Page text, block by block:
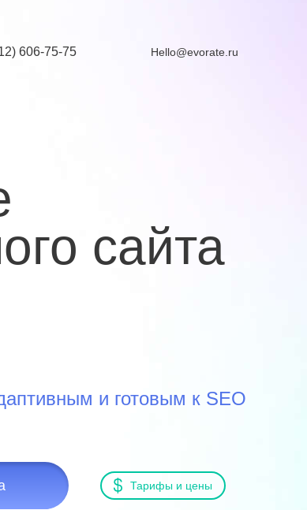
606-75-75 Hello@evorate.ru
сайта
и готовым к SEO
Тарифы и цены